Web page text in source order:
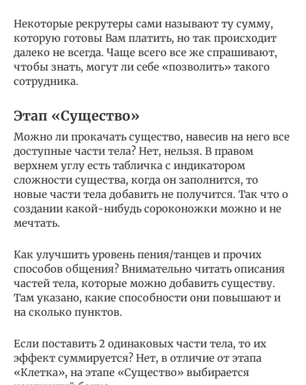
Некоторые рекрутеры сами называют ту сумму,
которую готовы Вам платить, но так происходит
далеко не всегда. Чаще всего все же спрашивают,
чтобы знать, могут ли себе «позволить» такого
сотрудника.
Этап «Существо»
Можно ли прокачать существо, навесив на него все
доступные части тела? Нет, нельзя. В правом
верхнем углу есть табличка с индикатором
сложности существа, когда он заполнится, то
новые части тела добавить не получится. Так что о
создании какой-нибудь сороконожки можно и не
мечтать.
Как улучшить уровень пения/танцев и прочих
способов общения? Внимательно читать описания
частей тела, которые можно добавить существу.
Там указано, какие способности они повышают и
на сколько пунктов.
Если поставить 2 одинаковых части тела, то их
эффект суммируется? Нет, в отличие от этапа
«Клетка», на этапе «Существо» выбирается